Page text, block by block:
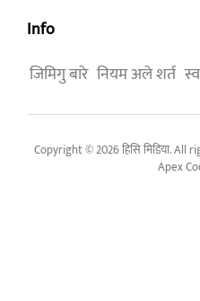
Info
जिमिगु बारे नियम अले शर्त
Copyright © 2026 हिसि मिडिया.
Apex